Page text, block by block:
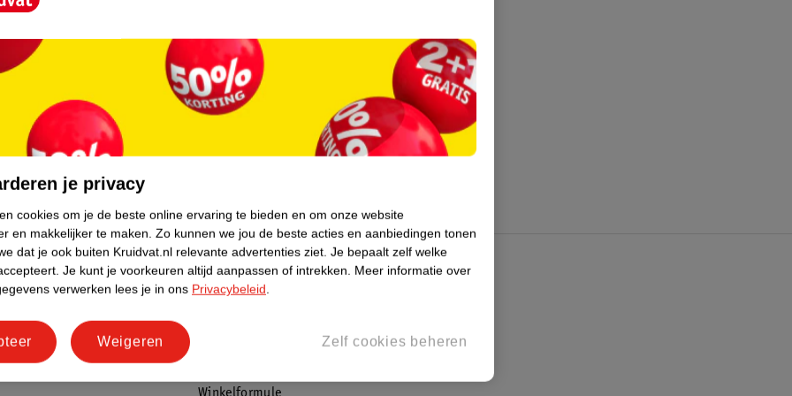
Camouflerende Uitgroeispray?
komen tijdens het sprayen.
de dag extra goed blijft zitten.
met behulp van een wattenschijfje met
Kies idealiter een
Over Kruidvat
je privacy
cookies om je de beste online ervaring te bieden en om onze website
en makkelijker te maken. Zo kunnen we jou de beste acties en aanbiedingen tonen
dat je ook buiten Kruidvat.nl relevante advertenties ziet. Je bepaalt zelf welke
Je kunt je voorkeuren altijd aanpassen of intrekken. Meer informatie over
verwerken lees je in ons Privacybeleid.
Zelf cookies beheren
Weigeren